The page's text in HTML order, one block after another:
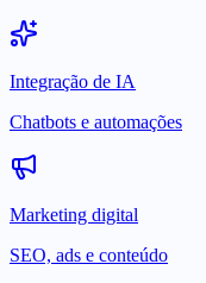
Integração de IA
Chatbots e automações
Marketing digital
SEO, ads e conteúdo